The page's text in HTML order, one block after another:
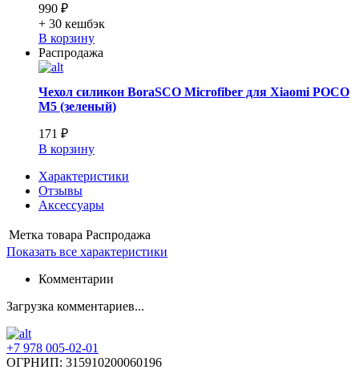
990 ₽
+ 30 кешбэк
В корзину
Распродажа
Чехол силикон BoraSCO Microfiber для Xiaomi POCO
M5 (зеленый)
171 ₽
В корзину
Характеристики
Отзывы
Аксессуары
Метка товара Распродажа
Показать все характеристики
Комментарии
Загрузка комментариев...
+7 978 005-02-01
ОГРНИП: 315910200060196